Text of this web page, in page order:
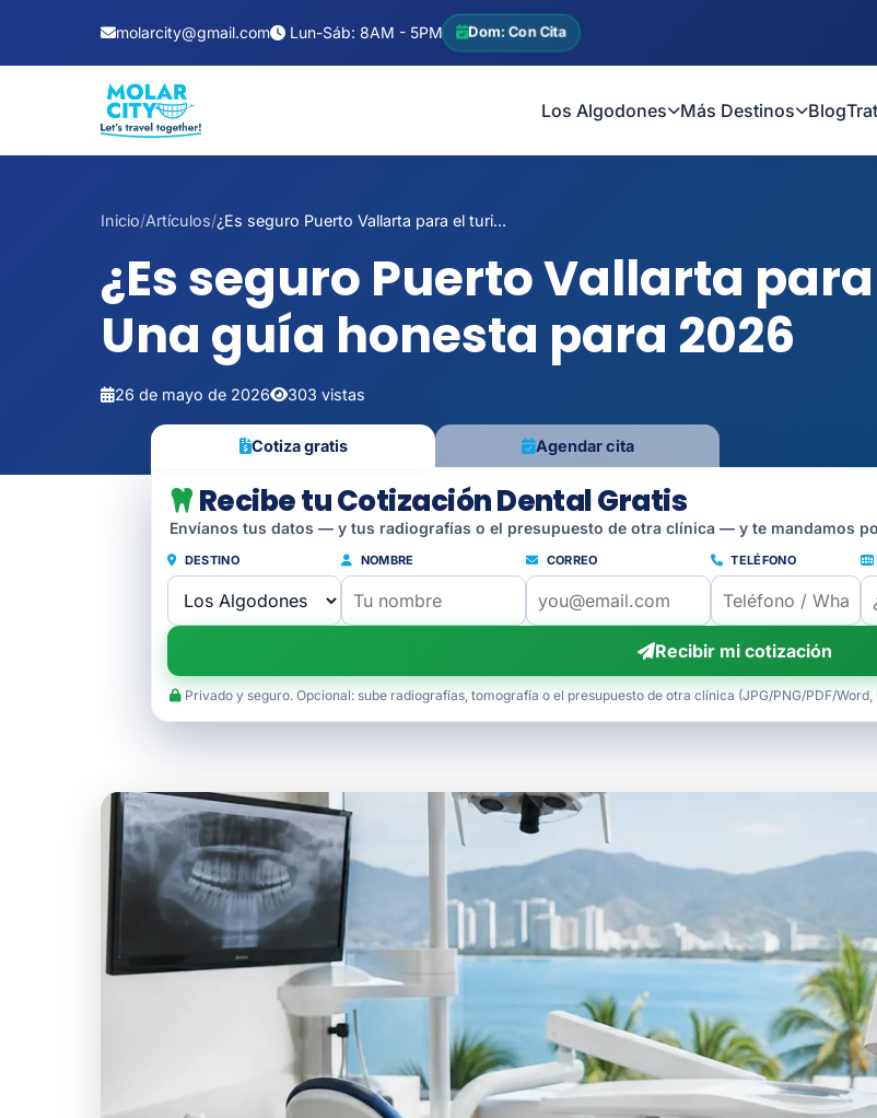
molarcity@gmail.com Lun-Sáb: 8AM - 5PM Dom: Con Cita
Los Algodones Más Destinos Blog
Inicio/Artículos/¿Es seguro Puerto Vallarta para el turi...
¿Es seguro Puerto Vallarta
Una guía honesta para 2026
26 de mayo de 2026 303 vistas
Cotiza gratis Agendar cita
Recibe tu Cotización Dental Gratis
Envíanos tus datos — y tus radiografías o el presupuesto de otra clínica — y te mandamos
DESTINO NOMBRE CORREO TELÉFONO
Recibir mi cotización
Privado y seguro. Opcional: sube radiografías, tomografía o el presupuesto de otra clínica (JPG/PNG/PDF/